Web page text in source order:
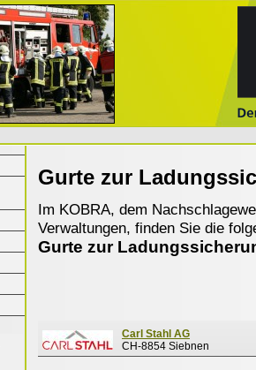
Gurte zur
Im KOBRA, dem
Verwaltungen, finden Sie die
Gurte zur
Carl Stahl AG
CH-8854 Siebnen